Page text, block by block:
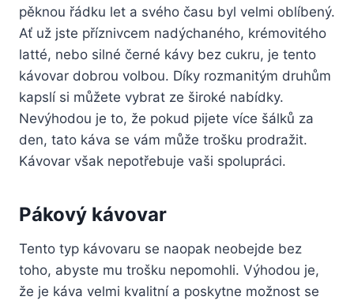
pěknou řádku let a svého času byl velmi oblíbený.
Ať už jste příznivcem nadýchaného, krémovitého
latté, nebo silné černé kávy bez cukru, je tento
kávovar dobrou volbou. Díky rozmanitým druhům
kapslí si můžete vybrat ze široké nabídky.
Nevýhodou je to, že pokud pijete více šálků za
den, tato káva se vám může trošku prodražit.
Kávovar však nepotřebuje vaši spolupráci.
Pákový kávovar
Tento typ kávovaru se naopak neobejde bez
toho, abyste mu trošku nepomohli. Výhodou je,
že je káva velmi kvalitní a poskytne možnost se